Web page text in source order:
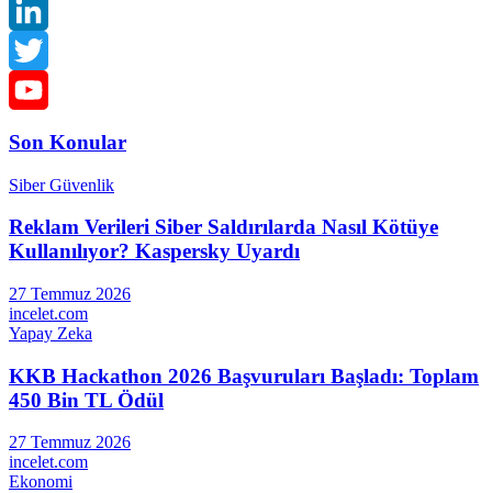
Instagram
LinkedIn
Twitter
Son Konular
Siber Güvenlik
Reklam Verileri Siber Saldırılarda Nasıl Kötüye
Kullanılıyor? Kaspersky Uyardı
27 Temmuz 2026
incelet.com
Yapay Zeka
KKB Hackathon 2026 Başvuruları Başladı: Toplam
450 Bin TL Ödül
27 Temmuz 2026
incelet.com
Ekonomi